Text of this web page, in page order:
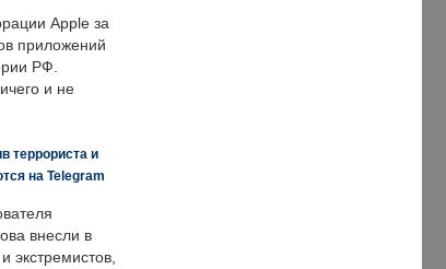
Apple за
приложений
РФ.
и не
террориста и
на Telegram
внесли в
экстремистов,